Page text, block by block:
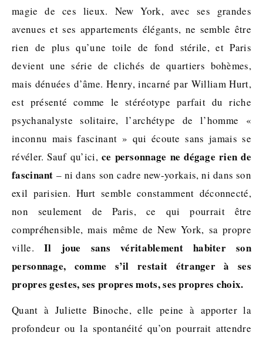
magie de ces lieux. New York, avec ses grandes
avenues et ses appartements élégants, ne semble être
rien de plus qu’une toile de fond stérile, et Paris
devient une série de clichés de quartiers bohèmes,
mais dénuées d’âme. Henry, incarné par William Hurt,
est présenté comme le stéréotype parfait du riche
psychanalyste solitaire, l’archétype de l’homme «
inconnu mais fascinant » qui écoute sans jamais se
révéler. Sauf qu’ici, ce personnage ne dégage rien de
fascinant – ni dans son cadre new-yorkais, ni dans son
exil parisien. Hurt semble constamment déconnecté,
non seulement de Paris, ce qui pourrait être
compréhensible, mais même de New York, sa propre
ville. Il joue sans véritablement habiter son
personnage, comme s’il restait étranger à ses
propres gestes, ses propres mots, ses propres choix.
Quant à Juliette Binoche, elle peine à apporter la
profondeur ou la spontanéité qu’on pourrait attendre